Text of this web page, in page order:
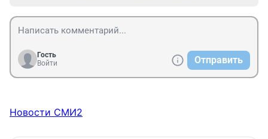
Гость
Войти
Отправить
Новости СМИ2